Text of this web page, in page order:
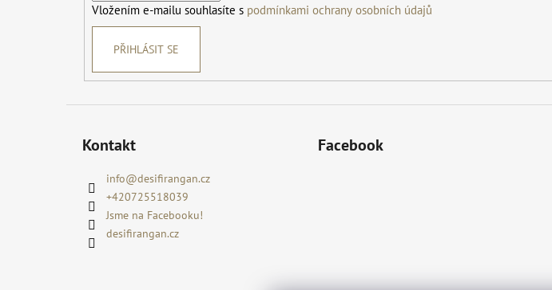
Vložením e-mailu souhlasíte s podmínkami ochrany osobních údajů
PŘIHLÁSIT SE
Kontakt
info@desifirangan.cz
+420725518039
Jsme na Facebooku!
desifirangan.cz
Facebook